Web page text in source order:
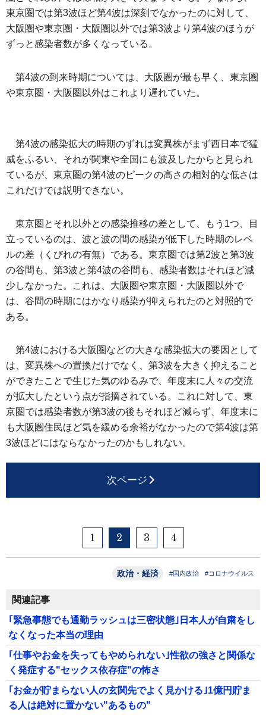
東京圏では第3波ほど第4波は深刻でなかったのに対して、
大阪圏や東京圏・大阪圏以外では第3波より第4波のほうが
ずっと感染者数が多くなっている。
第4波の到来時期については、大阪圏が最も早く、東京圏
や東京圏・大阪圏以外はこれより遅れていた。
第4波の感染拡大の時期のずれは変異株がまず西日本で猛
威をふるい、それが関東や全国にも波及したからと見られ
ているが、東京圏の第4波のピークの高さの相対的な低さは
これだけでは説明できない。
東京圏とそれ以外との感染推移の差として、もう1つ、目
立っているのは、波と波の間の感染が低下した時期のレベ
ルの差（くびれの有無）である。東京圏では第2波と第3波
の谷間も、第3波と第4波の谷間も、感染者数はそれほど減
少しなかった。これは、大阪圏や東京圏・大阪圏以外で
は、谷間の時期にはかなり感染が抑えられたのと対照的で
ある。
第4波における大阪圏などの大きな感染拡大の要因として
は、変異株への置換だけでなく、第3波を大きく抑えること
ができたことで生じた気のゆるみで、年度末に人々の交流
が拡大したという点が指摘されている。これに対して、東
京圏では感染者数が第3波の後もそれほど減らず、年度末に
も大阪圏住民ほど気を緩める余裕がなかったので第4波は第
3波ほどにはならなかったのかもしれない。
次ページ
1 2 3 4
政治・経済 #国内政治 #コロナウイルス
関連記事
｢緊急事態でも通勤ラッシュは三密状態｣日本人が自粛をし
なくなった本当の理由
｢仕事やお金を失ってもやめられない｣性欲の強さと関係な
く発症する"セックス依存症"の怖さ
｢お金が貯まらない人の玄関先でよく見かける｣1億円貯ま
る人は絶対に置かない"あるもの"